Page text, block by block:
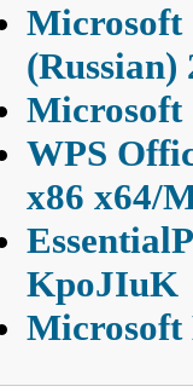
Microsoft
(Russian)
Microsoft
WPS
x86 x64/
KpoJIuK
Microsoft